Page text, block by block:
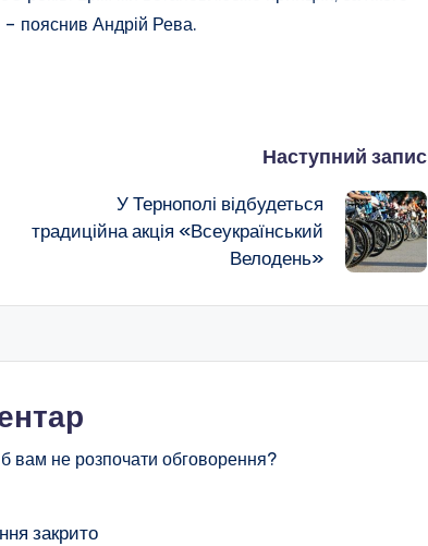
– пояснив Андрій Рева.
Наступний запис
У Тернополі відбудеться
традиційна акція «Всеукраїнський
Велодень»
вам не розпочати обговорення?
закрито